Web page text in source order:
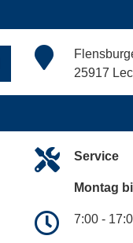
25917
Service
Montag
7:00 -